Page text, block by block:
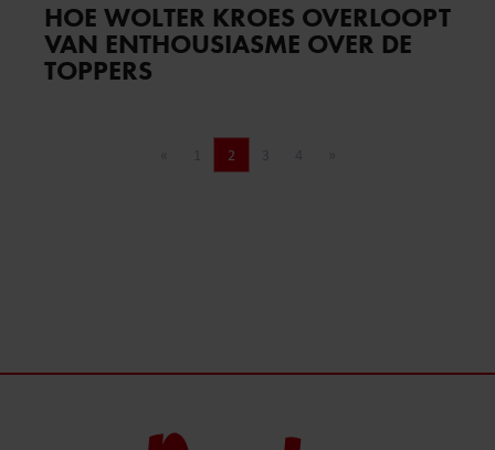
HOE WOLTER KROES OVERLOOPT
VAN ENTHOUSIASME OVER DE
TOPPERS
Vorige pagina
PaginaPagina
2